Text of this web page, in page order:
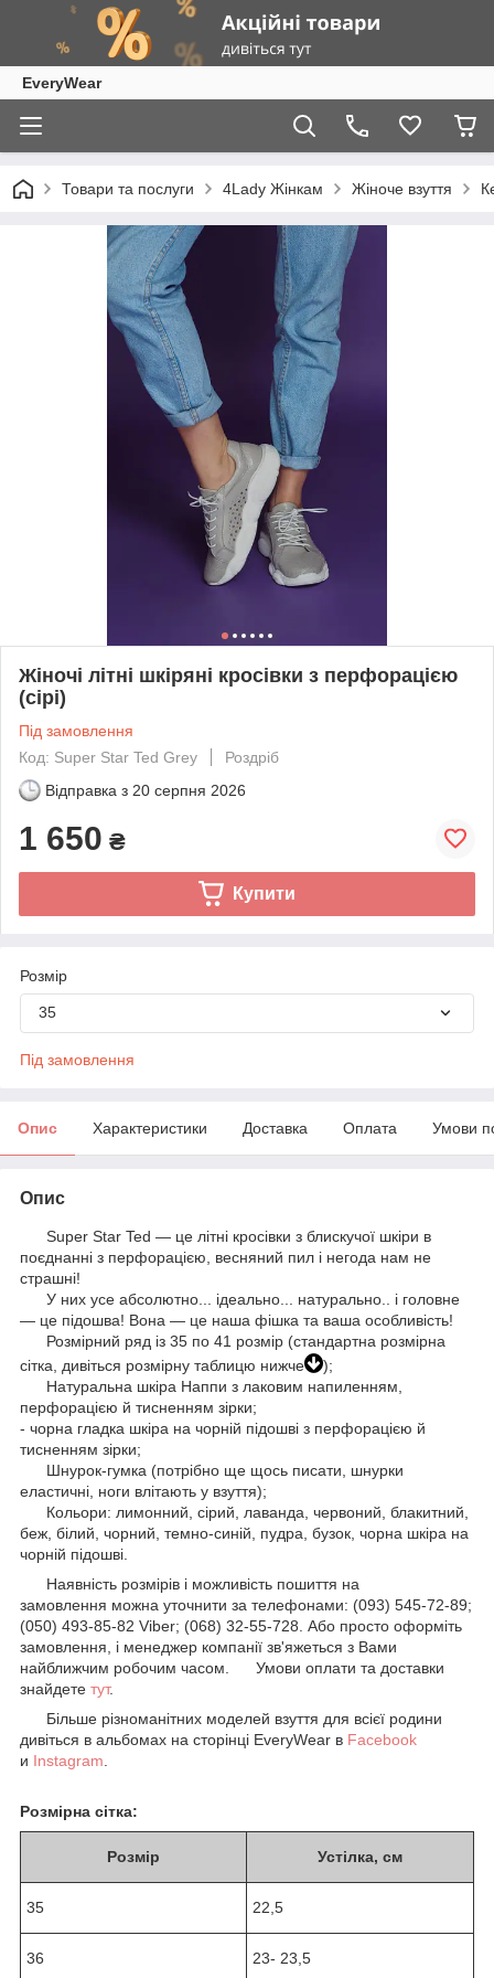
EveryWear
Товари та послуги 4Lady Жінкам Жіноче взуття
Жіночі літні шкіряні кросівки з перфорацією
(сірі)
Під замовлення
Код: Super Star Ted Grey
Роздріб
Відправка з 20 серпня 2026
1 650 ₴
Купити
Розмір
35
Під замовлення
Опис Характеристики Доставка Оплата Умови
Опис
Super Star Ted — це літні кросівки з блискучої шкіри в
поєднанні з перфорацією, весняний пил і негода нам не
страшні!
У них усе абсолютно... ідеально... натурально.. і головне
— це підошва! Вона — це наша фішка та ваша особливість!
Розмірний ряд із 35 по 41 розмір (стандартна розмірна
сітка, дивіться розмірну таблицю нижче
);
Натуральна шкіра Наппи з лаковим напиленням,
перфорацією й тисненням зірки;
- чорна гладка шкіра на чорній підошві з перфорацією й
тисненням зірки;
Шнурок-гумка (потрібно ще щось писати, шнурки
еластичні, ноги влітають у взуття);
Кольори: лимонний, сірий, лаванда, червоний, блакитний,
беж, білий, чорний, темно-синій, пудра, бузок, чорна шкіра на
чорній підошві.
Наявність розмірів і можливість пошиття на
замовлення можна уточнити за телефонами: (093) 545-72-89;
(050) 493-85-82 Viber; (068) 32-55-728. Або просто оформіть
замовлення, і менеджер компанії зв'яжеться з Вами
найближчим робочим часом. Умови оплати та доставки
знайдете тут.
Більше різноманітних моделей взуття для всієї родини
дивіться в альбомах на сторінці EveryWear в Facebook
и Instagram
Розмірна сітка:
Розмір Устілка, см
35 22,5
36 23- 23,5